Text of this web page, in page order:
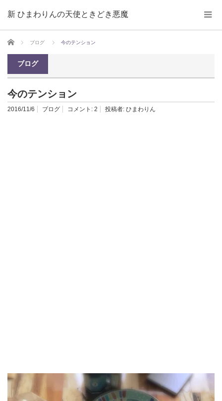
新 ひまわりんの天使ときどき悪魔
ホーム ブログ 今のテンション
ブログ
今のテンション
2016/11/6 ブログ コメント: 2 投稿者: ひまわりん